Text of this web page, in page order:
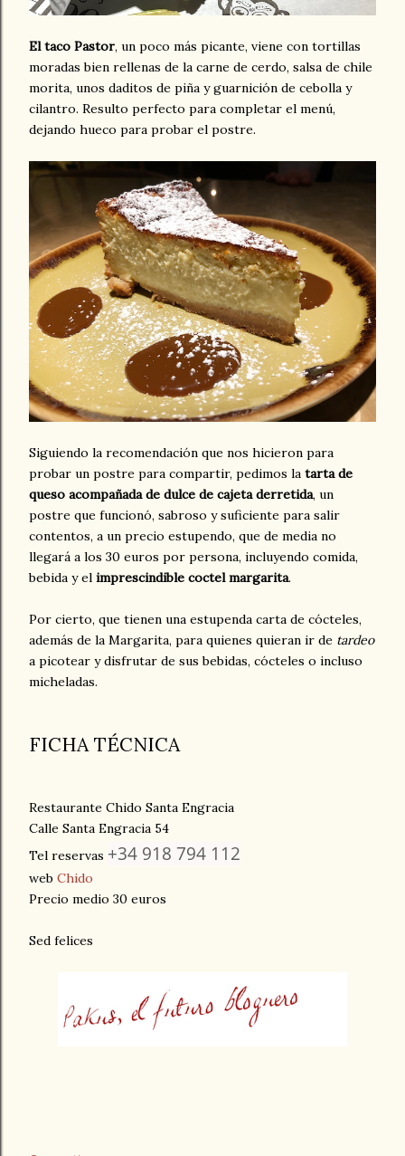
El taco Pastor, un poco más picante, viene con tortillas
moradas bien rellenas de la carne de cerdo, salsa de chile
morita, unos daditos de piña y guarnición de cebolla y
cilantro. Resulto perfecto para completar el menú,
dejando hueco para probar el postre.
Siguiendo la recomendación que nos hicieron para
probar un postre para compartir, pedimos la tarta de
queso acompañada de dulce de cajeta derretida, un
postre que funcionó, sabroso y suficiente para salir
contentos, a un precio estupendo, que de media no
llegará a los 30 euros por persona, incluyendo comida,
bebida y el imprescindible coctel margarita.
Por cierto, que tienen una estupenda carta de cócteles,
además de la Margarita, para quienes quieran ir de tardeo
a picotear y disfrutar de sus bebidas, cócteles o incluso
micheladas.
FICHA TÉCNICA
Restaurante Chido Santa Engracia
Calle Santa Engracia 54
Tel reservas +34 918 794 112
web Chido
Precio medio 30 euros
Sed felices